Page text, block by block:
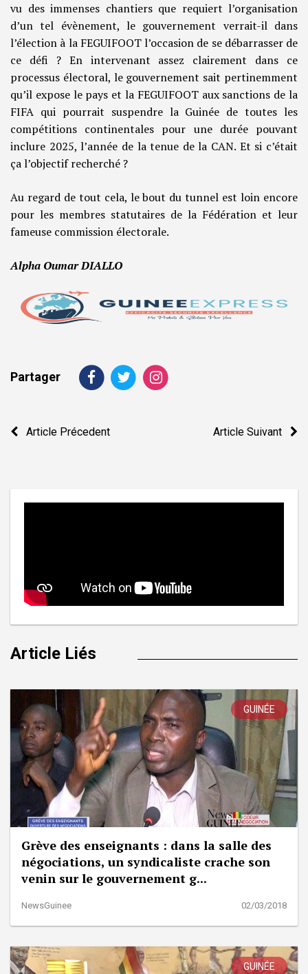
vu des immenses chantiers que requiert l’organisation
d’un tel évènement, le gouvernement verrait-il dans
l’élection à la FEGUIFOOT l’occasion de se débarrasser de
ce défi ? En intervenant assez clairement dans ce
processus électoral, le gouvernement sait pertinemment
qu’il expose le pays et la FEGUIFOOT aux sanctions de la
FIFA qui pourrait suspendre la Guinée de toutes les
compétitions continentales pour une durée pouvant
inclure 2025, l’année de la tenue de la CAN. Et si c’était
ça l’objectif recherché ?
Au regard de tout cela, le bout du tunnel est loin encore
pour les membres statutaires de la Fédération et leur
fameuse commission électorale.
Alpha Oumar DIALLO
Partager
Navigation
Article Précedent Article Suivant
Article Liés
GUINÉE
Grève des enseignants : dans la salle des
négociations, un syndicaliste crache son
venin sur le gouvernement g...
NewsGuinee 02/03/2018
GUINÉE